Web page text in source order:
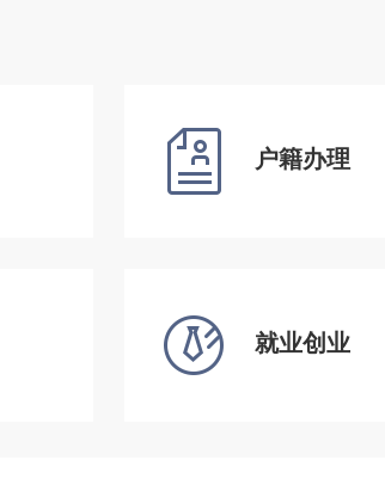
户籍办理
就业创业